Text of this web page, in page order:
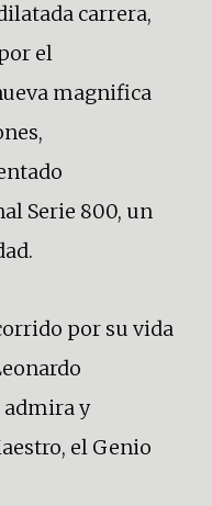
carrera,
el
magnifica
Serie 800, un
por su vida
admira y
el Genio